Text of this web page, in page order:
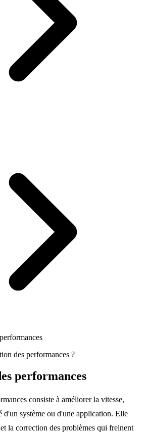
des performances ?
performances
consiste à améliorer la vitesse,
d'un système ou d'une application. Elle
la correction des problèmes qui freinent